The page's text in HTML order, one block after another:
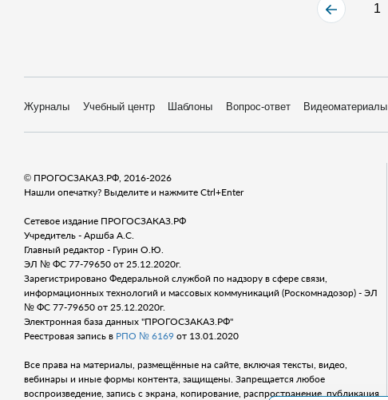
1
Журналы Учебный центр Шаблоны Вопрос-ответ Видеоматериалы
© ПРОГОСЗАКАЗ.РФ, 2016-2026
Нашли опечатку? Выделите и нажмите Ctrl+Enter
Сетевое издание ПРОГОСЗАКАЗ.РФ
Учредитель - Аршба А.С.
Главный редактор - Гурин О.Ю.
ЭЛ № ФС 77-79650 от 25.12.2020г.
Зарегистрировано Федеральной службой по надзору в сфере связи,
информационных технологий и массовых коммуникаций (Роскомнадозор) - ЭЛ
№ ФС 77-79650 от 25.12.2020г.
Электронная база данных "ПРОГОСЗАКАЗ.РФ"
Реестровая запись в РПО № 6169 от 13.01.2020
Все права на материалы, размещённые на сайте, включая тексты, видео,
вебинары и иные формы контента, защищены. Запрещается любое
воспроизведение, запись с экрана, копирование, распространение, публикация